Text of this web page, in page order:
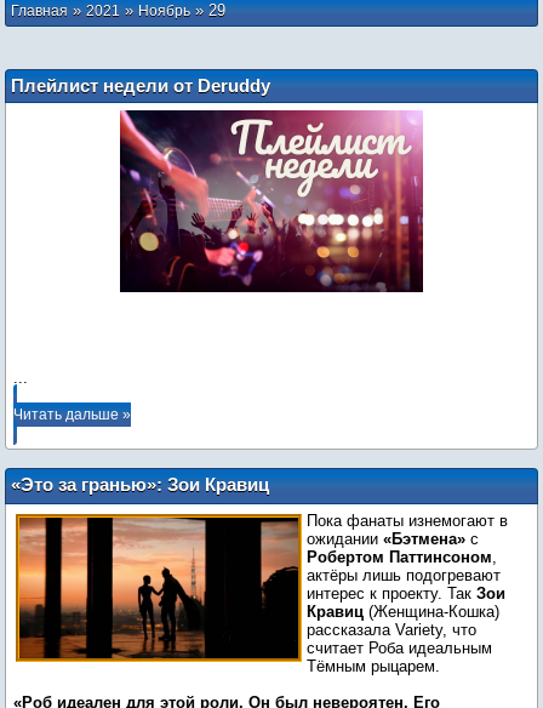
Главная»2021 » Ноябрь » 29
Плейлист недели от Deruddy
...
Читать дальше »
«Это за гранью»: Зои Кравиц
рассказала, что думает по поводу
Роберта Паттинсона в роли БэтменаПока фанаты изнемогают в
ожидании «Бэтмена» с
Робертом Паттинсоном,
актёры лишь подогревают
интерес к проекту. Так Зои
Кравиц (Женщина-Кошка)
рассказала Variety, что
считает Роба идеальным
Тёмным рыцарем.
«Роб идеален для этой роли. Он был невероятен. Его